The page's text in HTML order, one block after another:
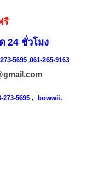
รี
24 ชั่วโมง
5695 ,061-265-9163
273-5695 , bowwii.